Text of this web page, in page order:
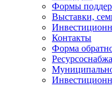
Формы
Выставки,
Контакты
Форма